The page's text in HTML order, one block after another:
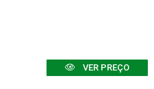
VER PREÇO